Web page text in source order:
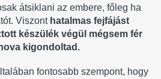
átsiklani az embere, főleg ha
Viszont hatalmas fejfájást
készülék végül mégsem fér
kigondoltad.
fontosabb szempont, hogy